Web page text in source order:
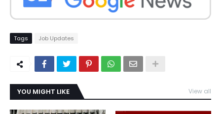
Tags Job Updates
YOU MIGHT LIKE View all